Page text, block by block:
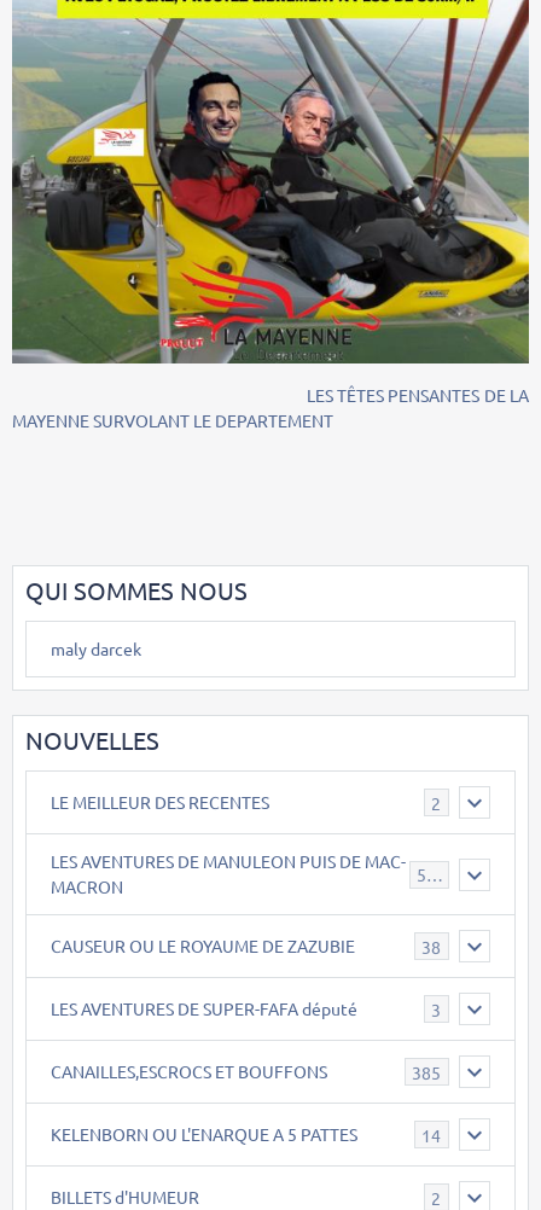
LES TÊTES PENSANTES DE LA
MAYENNE SURVOLANT LE DEPARTEMENT
QUI SOMMES NOUS
maly darcek
NOUVELLES
LE MEILLEUR DES RECENTES 2
LES AVENTURES DE MANULEON PUIS DE MAC-
MACRON
543
CAUSEUR OU LE ROYAUME DE ZAZUBIE 38
LES AVENTURES DE SUPER-FAFA député 3
CANAILLES,ESCROCS ET BOUFFONS 385
KELENBORN OU L'ENARQUE A 5 PATTES 14
BILLETS d'HUMEUR 2